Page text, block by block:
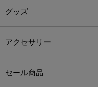
グッズ
アクセサリー
セール商品